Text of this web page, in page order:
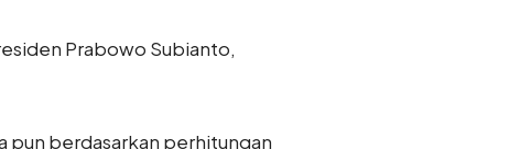
Prabowo Subianto,
pun berdasarkan perhitungan